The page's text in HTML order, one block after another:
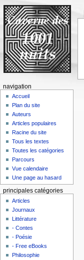
navigation
Accueil
Plan du site
Auteurs
Articles populaires
Racine du site
Tous les textes
Toutes les catégories
Parcours
Vue calendaire
Une page au hasard
principales catégories
Articles
Journaux
Littérature
- Contes
- Poésie
- Free eBooks
Philosophie